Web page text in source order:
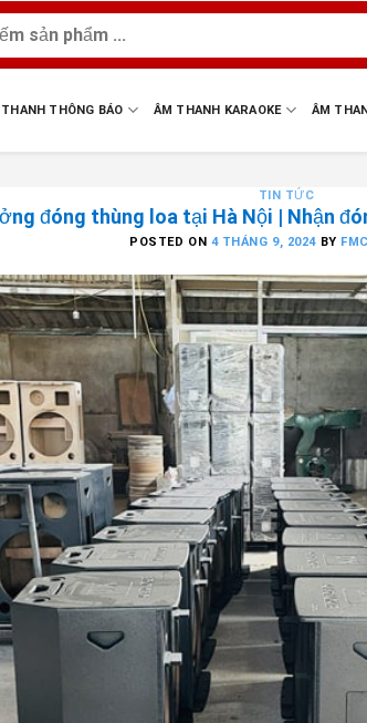
THÔNG BÁO ÂM THANH KARAOKE ÂM
TIN TỨC
đóng thùng loa tại Hà Nội | Nhận
POSTED ON 4 THÁNG 9, 2024 BY